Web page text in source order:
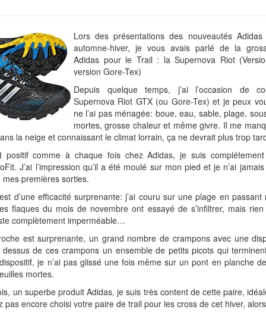
Lors des présentations des nouveautés
automne-hiver, je vous avais parlé de la
Adidas pour le Trail : la Supernova Riot
version Gore-Tex)
Depuis quelque temps, j’ai l’occasion de
Supernova Riot GTX (ou Gore-Tex) et je peux
ne l’ai pas ménagée: boue, eau, sable, plage,
mortes, grosse chaleur et même givre. Il me
la neige et connaissant le climat lorrain, ça ne devrait plus trop
positif comme à chaque fois chez Adidas, je suis
J’ai l’impression qu’il a été moulé sur mon pied et je n’ai
premières sorties.
d’une efficacité surprenante: j’ai couru sur une plage en passant
flaques du mois de novembre ont essayé de s’infiltrer, mais
complètement imperméable…
est surprenante, un grand nombre de crampons avec une
de ces crampons un ensemble de petits picots qui
je n’ai pas glissé une fois même sur un pont en planche
mortes.
un superbe produit Adidas, je suis très content de cette paire,
pas encore choisi votre paire de trail pour les cross de cet hiver,